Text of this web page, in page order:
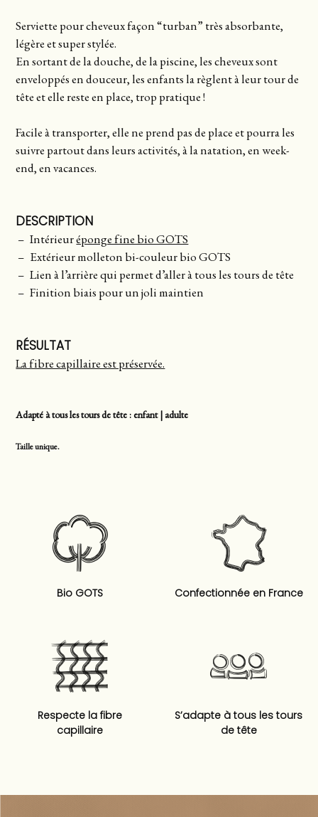
Serviette pour cheveux façon “turban” très absorbante,
légère et super stylée.
En sortant de la douche, de la piscine, les cheveux sont
enveloppés en douceur, les enfants la règlent à leur tour de
tête et elle reste en place, trop pratique !
Facile à transporter, elle ne prend pas de place et pourra les
suivre partout dans leurs activités, à la natation, en week-
end, en vacances.
DESCRIPTION
Intérieuréponge fine bio GOTS
Extérieur molleton bi-couleur bio GOTS
Lien à l’arrière qui permet d’aller à tous les tours de tête
Finition biais pour un joli maintien
RÉSULTAT
La fibre capillaire est préservée.
Adapté à tous les tours de tête : enfant | adulte
Taille unique.
Bio GOTS Confectionnée en France
Respecte la fibre
capillaire
S’adapte à tous les tours
de tête